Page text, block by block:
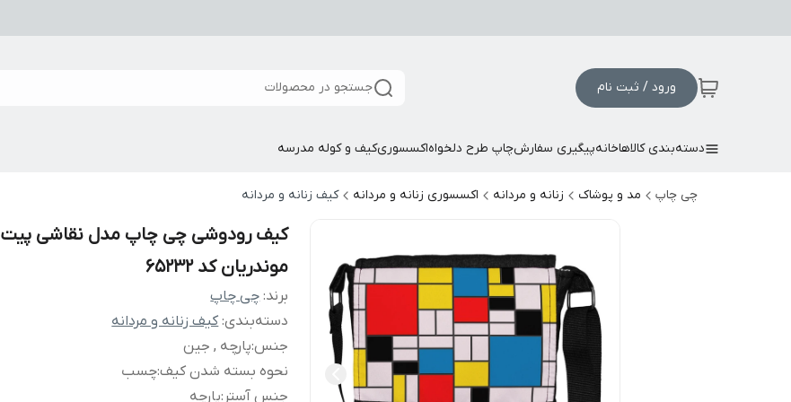
ورود / ثبت نام جستجو در محصولات
دسته‌بندی کالاهاخانهپیگیری سفارشچاپ طرح دلخواهاکسسوریکیف و کوله مدرسه
چی چاپ مد و پوشاک زنانه و مردانه اکسسوری زنانه و مردانه کیف زنانه و مردانه
کیف رودوشی چی چاپ مدل نقاشی پیت
موندریان کد 65232
برند: چی چاپ
دسته‌بندی:کیف زنانه و مردانه
جنس:پارچه , جین
نحوه بسته شدن کیف:چسب
جنس آستر :پارچه